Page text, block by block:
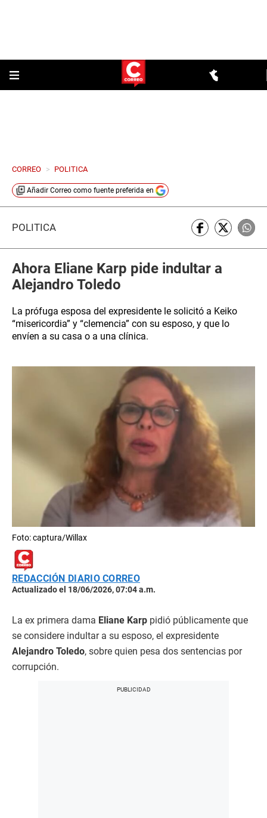
CORREO > POLITICA
Añadir Correo como fuente preferida en
POLÍTICA
Ahora Eliane Karp pide indultar a
Alejandro Toledo
La prófuga esposa del expresidente le solicitó a Keiko
“misericordia” y “clemencia” con su esposo, y que lo
envíen a su casa o a una clínica.
Foto: captura/Willax
REDACCIÓN DIARIO CORREO
Actualizado el 18/06/2026, 07:04 a.m.
La ex primera dama Eliane Karp pidió públicamente que
se considere indultar a su esposo, el expresidente
Alejandro Toledo, sobre quien pesa dos sentencias por
corrupción.